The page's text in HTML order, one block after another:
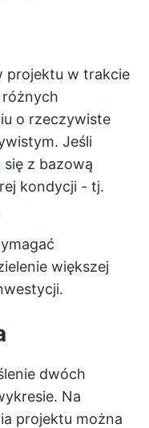
projektu w trakcie
różnych
o rzeczywiste
Jeśli
z bazową
kondycji - tj.
większej
dwóch
Na
projektu można